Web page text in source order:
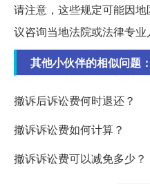
请注意，这些规定可能因
议咨询当地法院或法律专
其他小伙伴的相似问题：
撤诉后诉讼费何时退还？
撤诉诉讼费如何计算？
撤诉诉讼费可以减免多少？